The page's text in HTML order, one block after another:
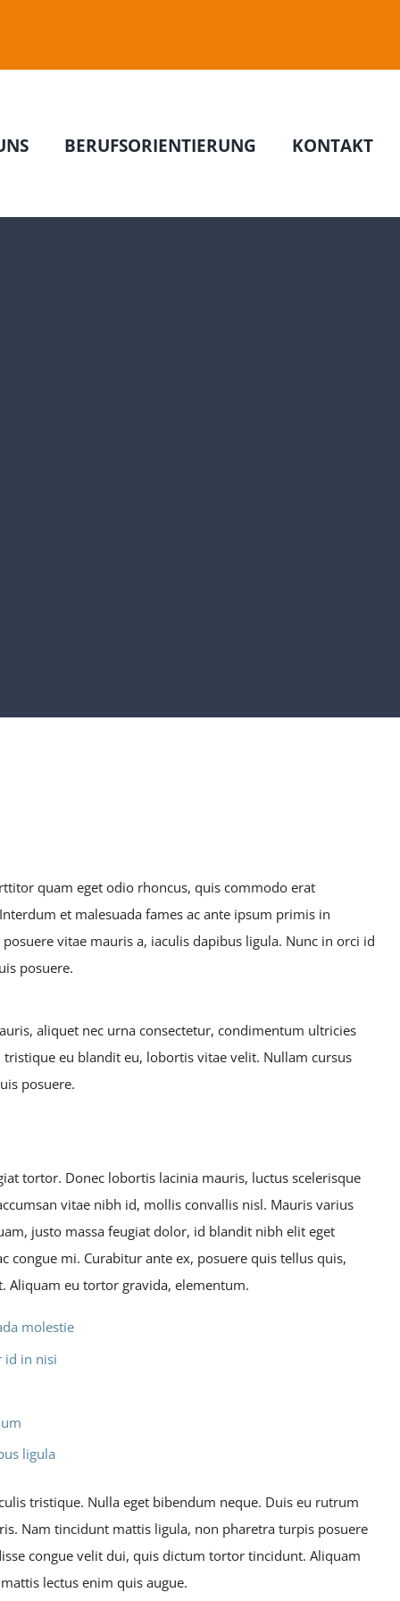
BERUFSORIENTIERUNG KONTAKT
quam eget odio rhoncus, quis commodo erat
et malesuada fames ac ante ipsum primis in
vitae mauris a, iaculis dapibus ligula. Nunc in orci id
posuere.
aliquet nec urna consectetur, condimentum ultricies
eu blandit eu, lobortis vitae velit. Nullam cursus
posuere.
tortor. Donec lobortis lacinia mauris, luctus scelerisque
vitae nibh id, mollis convallis nisl. Mauris varius
justo massa feugiat dolor, id blandit nibh elit eget
mi. Curabitur ante ex, posuere quis tellus quis,
Aliquam eu tortor gravida, elementum.
molestie
id in nisi
ligula
tristique. Nulla eget bibendum neque. Duis eu rutrum
Nam tincidunt mattis ligula, non pharetra turpis posuere
congue velit dui, quis dictum tortor tincidunt. Aliquam
lectus enim quis augue.